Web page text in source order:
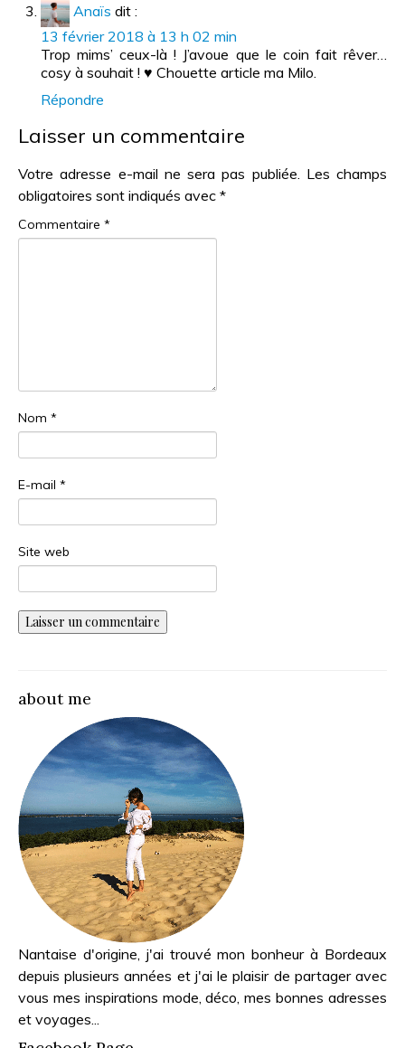
Anaïs dit :
13 février 2018 à 13 h 02 min
Trop mims’ ceux-là ! J’avoue que le coin fait rêver…
cosy à souhait ! ♥️ Chouette article ma Milo.
Répondre
Laisser un commentaire
Votre adresse e-mail ne sera pas publiée. Les champs
obligatoires sont indiqués avec *
Commentaire *
Nom *
E-mail *
Site web
about me
Nantaise d'origine, j'ai trouvé mon bonheur à Bordeaux
depuis plusieurs années et j'ai le plaisir de partager avec
vous mes inspirations mode, déco, mes bonnes adresses
et voyages...